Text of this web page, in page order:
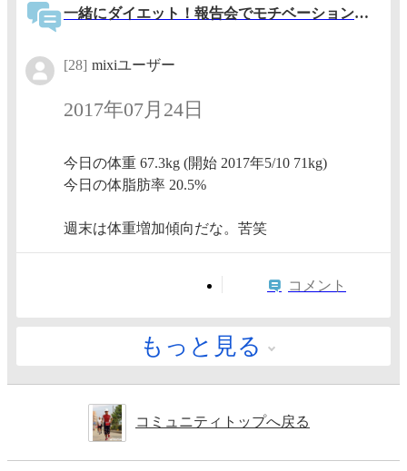
一緒にダイエット！報告会でモチベーションアップ！
[28] mixiユーザー
2017年07月24日
今日の体重 67.3kg (開始 2017年5/10 71kg)
今日の体脂肪率 20.5%
週末は体重増加傾向だな。苦笑
コメント
もっと見る
コミュニティトップへ戻る